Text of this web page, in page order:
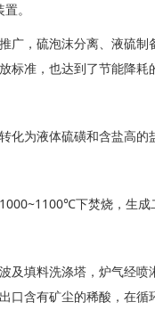
。
广，硫泡沫分离、液硫
标准，也达到了节能降耗
化为液体硫磺和含盐高的
下焚烧，生
及填料洗涤塔，炉气经
口含有矿尘的稀酸，在循